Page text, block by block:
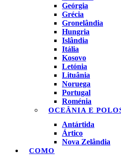
Geórgia
Grécia
Gronelândia
Hungria
Islândia
Itália
Kosovo
Letónia
Lituânia
Noruega
Portugal
Roménia
OCEÂNIA E
Antártida
Ártico
Nova Zelândia
COMO